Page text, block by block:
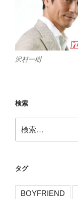
沢村一樹
検索
索:
タグ
BOYFRIEND